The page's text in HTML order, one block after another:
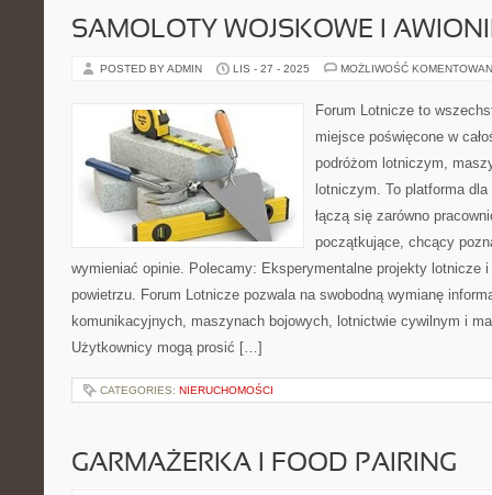
SAMOLOTY WOJSKOWE I
POSTED BY ADMIN LIS - 27 - 2025 MOŻLIWOŚĆ
Forum Lotnicze to
miejsce poświęcone w
podróżom lotniczym,
lotniczym. To platforma
łączą się zarówno
początkujące, chcący
wymieniać opinie. Polecamy: Eksperymentalne projekty lotnicze
powietrzu. Forum Lotnicze pozwala na swobodną wymianę
komunikacyjnych, maszynach bojowych, lotnictwie cywilnym i
Użytkownicy mogą prosić […]
CATEGORIES: NIERUCHOMOŚCI
GARMAŻERKA I FOOD PAIRING